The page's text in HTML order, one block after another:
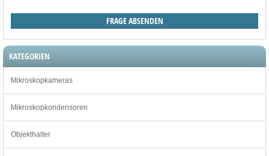
KATEGORIEN
Mikroskopkameras
Mikroskopkondensoren
Objekthalter